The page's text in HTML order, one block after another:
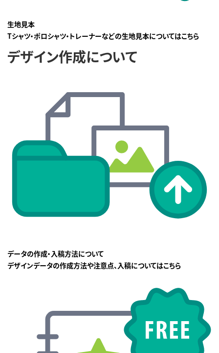
生地見本
Tシャツ・ポロシャツ・トレーナーなどの生地見本についてはこちら
デザイン作成について
データの作成・入稿方法について
デザインデータの作成方法や注意点、入稿についてはこちら